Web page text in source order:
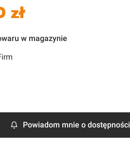
zł
w magazynie
Powiadom mnie o dostępności